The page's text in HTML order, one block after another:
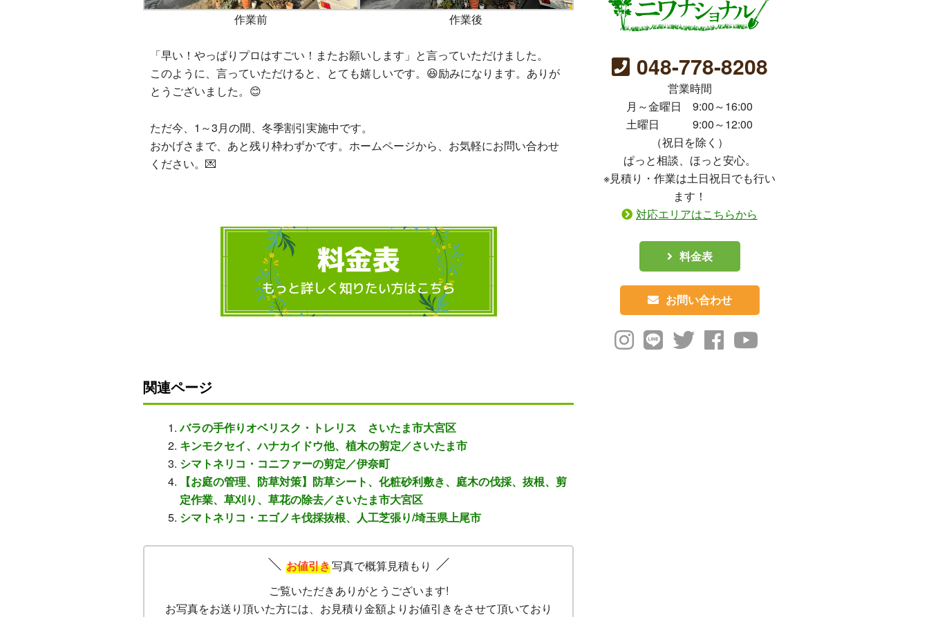
作業前 作業後
「早い！やっぱりプロはすごい！またお願いします」と言っていただけました。
このように、言っていただけると、とても嬉しいです。😆励みになります。ありが
とうございました。😊
ただ今、1～3月の間、冬季割引実施中です。
おかげさまで、あと残り枠わずかです。ホームページから、お気軽にお問い合わせ
ください。💌
関連ページ
バラの手作りオベリスク・トレリス さいたま市大宮区
キンモクセイ、ハナカイドウ他、植木の剪定／さいたま市
シマトネリコ・コニファーの剪定／伊奈町
【お庭の管理、防草対策】防草シート、化粧砂利敷き、庭木の伐採、抜根、剪
定作業、草刈り、草花の除去／さいたま市大宮区
シマトネリコ・エゴノキ伐採抜根、人工芝張り/埼玉県上尾市
お値引き写真で概算見積もり
ご覧いただきありがとうございます!
お写真をお送り頂いた方には、お見積り金額よりお値引きをさせて頂いており
048-778-8208
営業時間
月～金曜日 9:00～16:00
土曜日 9:00～12:00
（祝日を除く）
ぱっと相談、ほっと安心。
※見積り・作業は土日祝日でも行い
ます！
対応エリアはこちらから
料金表
お問い合わせ